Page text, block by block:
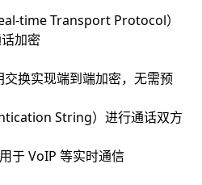
time Transport Protocol）
加密
换实现端到端加密，无需预
String）进行通话双方
于 VoIP 等实时通信